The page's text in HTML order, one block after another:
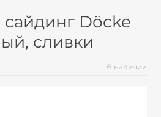
Döcke
сливки
В наличии